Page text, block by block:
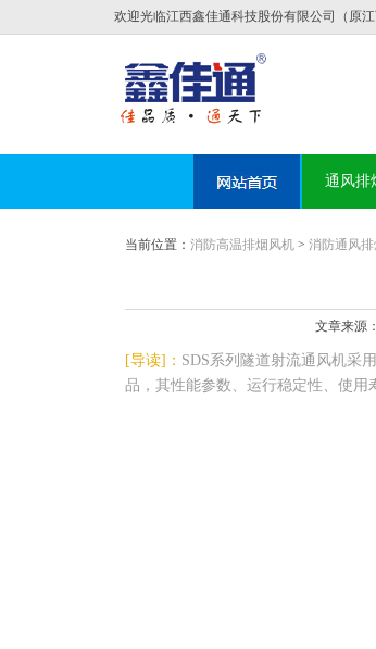
欢迎光临江西鑫佳通科技股份有限公司（原
通风排
当前位置： 消防高温排烟风机> 消防通风
文章来源
[导读]： SDS系列隧道射流通风机采
品，其性能参数、运行稳定性、使用